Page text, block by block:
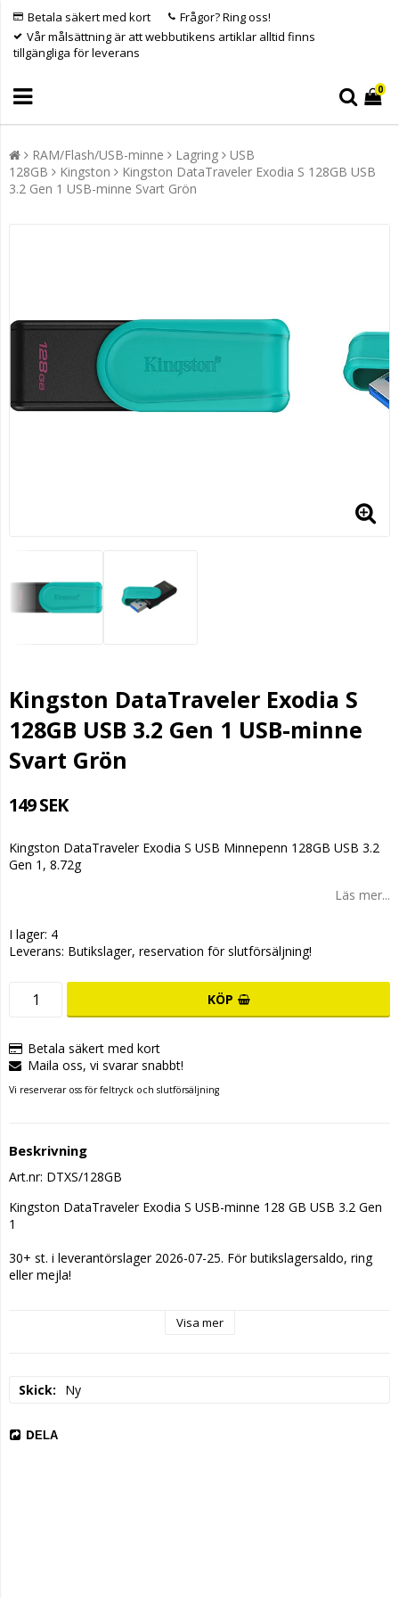
Betala säkert med kort
Frågor? Ring oss!
Vår målsättning är att webbutikens artiklar alltid finns
tillgängliga för leverans
0
RAM/Flash/USB-minne Lagring
USB
128GB
Kingston
Kingston DataTraveler Exodia S 128GB USB
3.2 Gen 1 USB-minne Svart Grön
Kingston DataTraveler Exodia S
128GB USB 3.2 Gen 1 USB-minne
Svart Grön
149 SEK
Kingston DataTraveler Exodia S USB Minnepenn 128GB USB 3.2
Gen 1, 8.72g
Läs mer...
I lager: 4
Leverans: Butikslager, reservation för slutförsäljning!
KÖP
Betala säkert med kort
Maila oss, vi svarar snabbt!
Vi reserverar oss för feltryck och slutförsäljning
Beskrivning
Art.nr: DTXS/128GB
Kingston DataTraveler Exodia S USB-minne 128 GB USB 3.2 Gen
1
30+ st. i leverantörslager 2026-07-25. För butikslagersaldo, ring
eller mejla!
Visa mer
Skick Ny
DELA